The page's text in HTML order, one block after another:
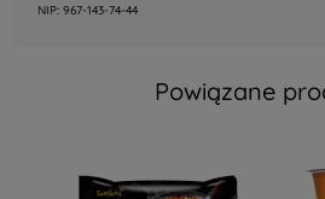
NIP: 967-143-74-44
Powiązane